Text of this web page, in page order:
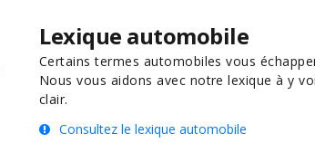
Lexique automobile
Certains termes automobiles vous
Nous vous aidons avec notre lexique à y
clair.
Consultez le lexique automobile